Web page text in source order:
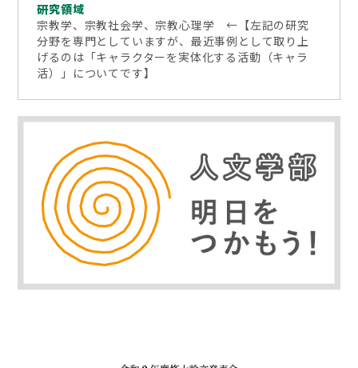
研究領域
宗教学、宗教社会学、宗教心理学 ←【左記の研究
分野を専門としていますが、最近事例として取り上
げるのは「キャラクターを実体化する活動（キャラ
活）」についてです】